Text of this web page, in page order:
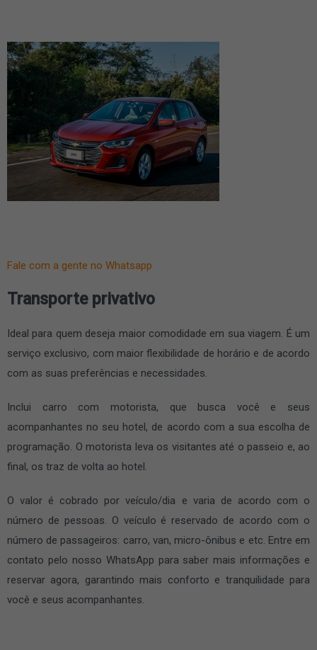
Fale com a gente no Whatsapp
Transporte privativo
Ideal para quem deseja maior comodidade em sua viagem. É um
serviço exclusivo, com maior flexibilidade de horário e de acordo
com as suas preferências e necessidades.
Inclui carro com motorista, que busca você e seus
acompanhantes no seu hotel, de acordo com a sua escolha de
programação. O motorista leva os visitantes até o passeio e, ao
final, os traz de volta ao hotel.
O valor é cobrado por veículo/dia e varia de acordo com o
número de pessoas. O veículo é reservado de acordo com o
número de passageiros: carro, van, micro-ônibus e etc. Entre em
contato pelo nosso WhatsApp para saber mais informações e
reservar agora, garantindo mais conforto e tranquilidade para
você e seus acompanhantes.